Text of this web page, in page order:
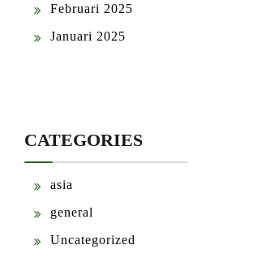
Februari 2025
Januari 2025
CATEGORIES
asia
general
Uncategorized